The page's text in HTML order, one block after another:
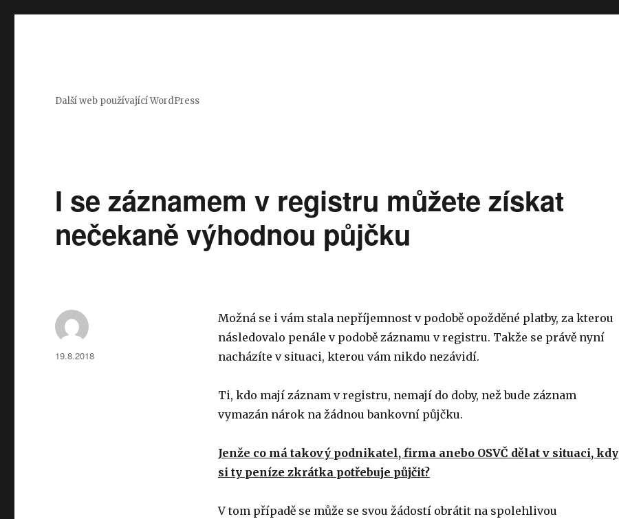
Další web používající WordPress
I se záznamem v registru můžete získat
nečekaně výhodnou půjčku
Možná se i vám stala nepříjemnost v podobě opožděné platby, za kterou
následovalo penále v podobě záznamu v registru. Takže se právě nyní
nacházíte v situaci, kterou vám nikdo nezávidí.
Ti, kdo mají záznam v registru, nemají do doby, než bude záznam
vymazán nárok na žádnou bankovní půjčku.
Jenže co má takový podnikatel, firma anebo OSVČ dělat v situaci, kdy
si ty peníze zkrátka potřebuje půjčit?
V tom případě se může se svou žádostí obrátit na spolehlivou
Autor:
Publikováno:
19.8.2018